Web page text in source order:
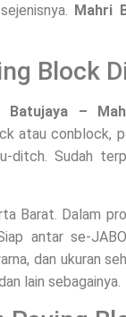
Mahri
Block
Batujaya –
atau conblock,
Sudah
Barat. Dalam
antar se-
dan ukuran
lain sebagainya.